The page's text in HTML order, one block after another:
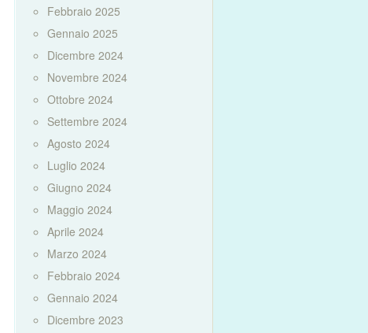
Febbraio 2025
Gennaio 2025
Dicembre 2024
Novembre 2024
Ottobre 2024
Settembre 2024
Agosto 2024
Luglio 2024
Giugno 2024
Maggio 2024
Aprile 2024
Marzo 2024
Febbraio 2024
Gennaio 2024
Dicembre 2023